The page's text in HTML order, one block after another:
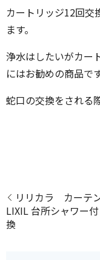
カートリッジ12回交
ます。
浄水はしたいがカー
にはお勧めの商品で
蛇口の交換をされる
リリカラ カーテ
LIXIL 台所シャワー
換